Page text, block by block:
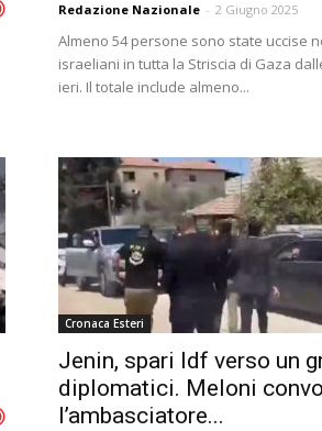
Redazione Nazionale - 2 Giugno 2025
Almeno 54 persone sono state uccise
israeliani in tutta la Striscia di Gaza
ieri. Il totale include almeno...
Cronaca Esteri
Jenin, spari Idf verso un
diplomatici. Meloni
l’ambasciatore...